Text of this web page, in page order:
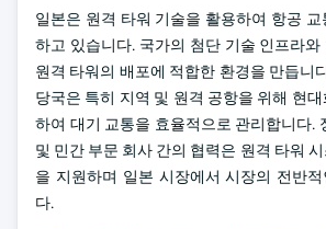
일본은 원격 타워 기술을 활용하여 항공
하고 있습니다. 국가의 첨단 기술 인프라
원격 타워의 배포에 적합한 환경을 만듭니
당국은 특히 지역 및 원격 공항을 위해 현
하여 대기 교통을 효율적으로 관리합니다.
및 민간 부문 회사 간의 협력은 원격 타워
을 지원하며 일본 시장에서 시장의 전반
다.